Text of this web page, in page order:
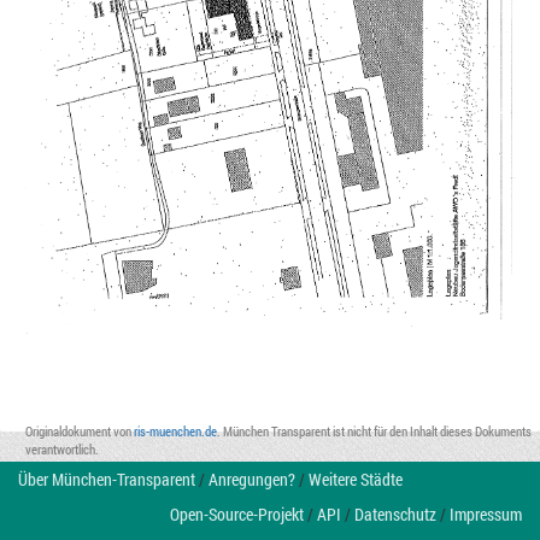
Originaldokument vonris-muenchen.de. München Transparent ist nicht für den Inhalt dieses Dokuments
verantwortlich.
Über München-Transparent/Anregungen?/Weitere Städte
Open-Source-Projekt/API / Datenschutz/ Impressum